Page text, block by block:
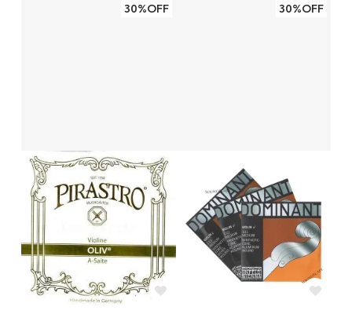
10代以下
響き、バランスも良いです。
Eだけでも、さすがはオリーブ！本当に素晴ら
しい弦だと思います。
鴨くん
2020/01/10 23:30:38
30%OFF 30%OFF